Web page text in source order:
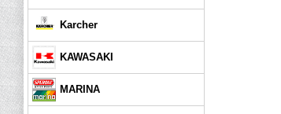
Karcher
KAWASAKI
MARINA